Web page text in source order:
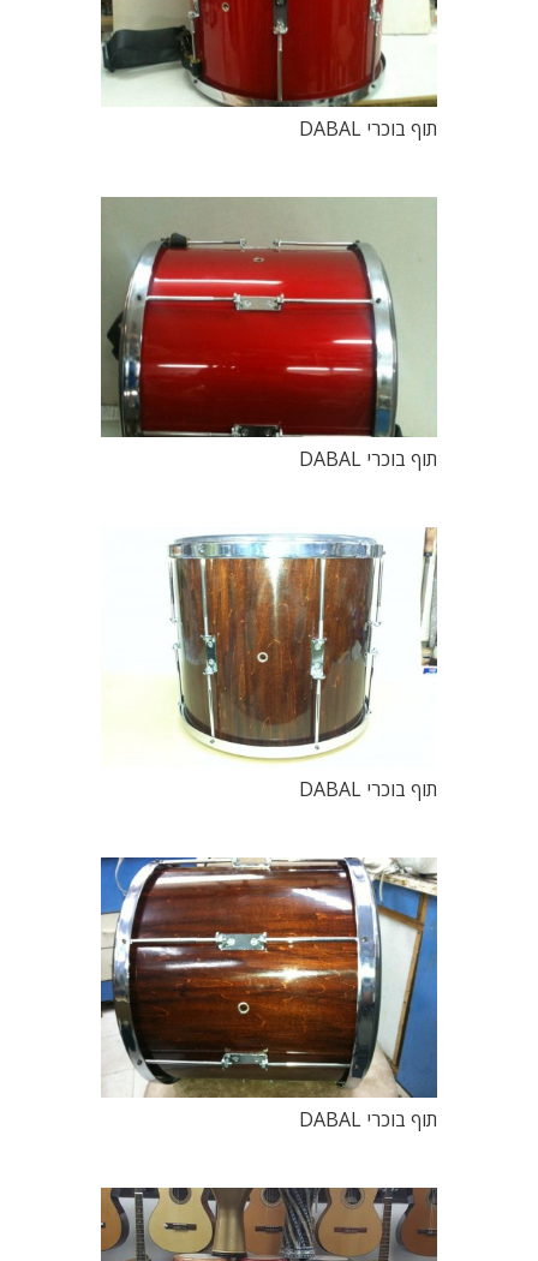
תוף בוכרי DABAL
תוף בוכרי DABAL
תוף בוכרי DABAL
תוף בוכרי DABAL